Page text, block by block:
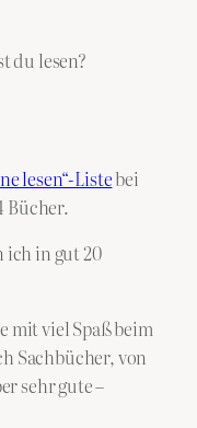
du lesen?
lesen“-Listebei
Bücher.
ich in gut 20
mit viel Spaß beim
Sachbücher, von
sehr gute –